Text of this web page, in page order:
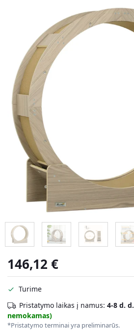
146,12 €
Turime
Pristatymo laikas į namus: 4-8 d. d.
nemokamas)
*Pristatymo terminai yra preliminarūs.